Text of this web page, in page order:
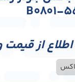
B0801-
اطلاع از